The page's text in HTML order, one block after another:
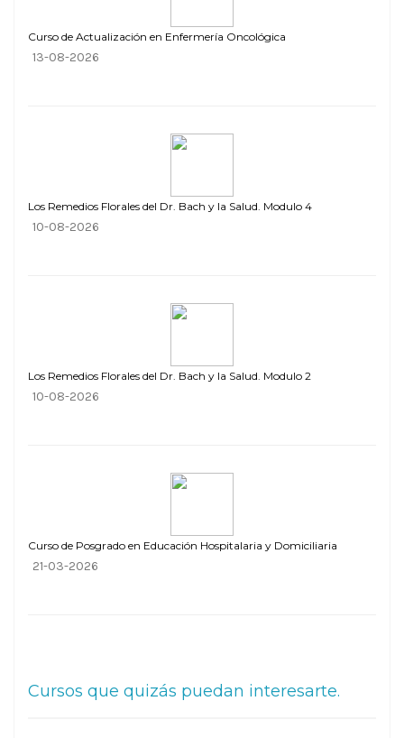
Curso de Actualización en Enfermería Oncológica
13-08-2026
Los Remedios Florales del Dr. Bach y la Salud. Modulo 4
10-08-2026
Los Remedios Florales del Dr. Bach y la Salud. Modulo 2
10-08-2026
Curso de Posgrado en Educación Hospitalaria y Domiciliaria
21-03-2026
Cursos que quizás puedan interesarte.